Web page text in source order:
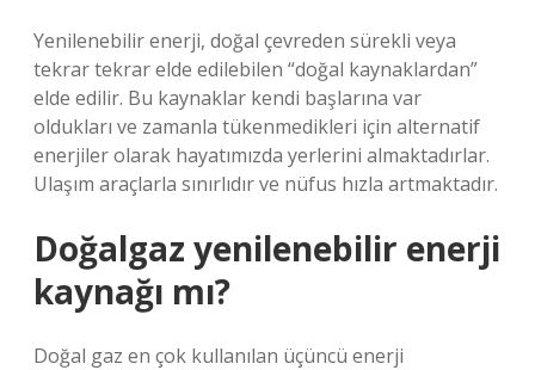
Yenilenebilir enerji, doğal çevreden sürekli veya
tekrar tekrar elde edilebilen “doğal kaynaklardan”
elde edilir. Bu kaynaklar kendi başlarına var
oldukları ve zamanla tükenmedikleri için alternatif
enerjiler olarak hayatımızda yerlerini almaktadırlar.
Ulaşım araçlarla sınırlıdır ve nüfus hızla artmaktadır.
Doğalgaz yenilenebilir enerji
kaynağı mı?
Doğal gaz en çok kullanılan üçüncü enerji